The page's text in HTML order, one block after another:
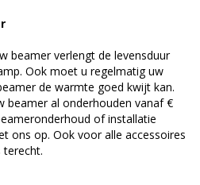
beamer verlengt de levensduur
Ook moet u regelmatig uw
de warmte goed kwijt kan.
beamer al onderhouden vanaf €
of installatie
ons op. Ook voor alle accessoires